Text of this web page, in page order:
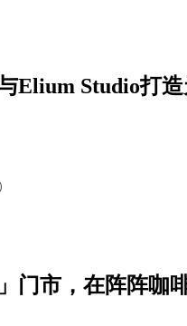
Elium Studio打
门市，在阵阵咖